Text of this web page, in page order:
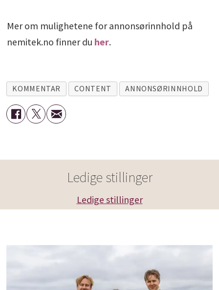
Mer om mulighetene for annonsørinnhold på
nemitek.no finner du her.
KOMMENTAR CONTENT ANNONSØRINNHOLD
Ledige stillinger
Ledige stillinger